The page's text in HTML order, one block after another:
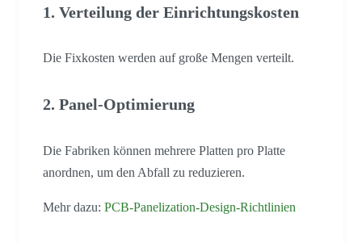
1. Verteilung der Einrichtungskosten
Die Fixkosten werden auf große Mengen verteilt.
2. Panel-Optimierung
Die Fabriken können mehrere Platten pro Platte
anordnen, um den Abfall zu reduzieren.
Mehr dazu: PCB-Panelization-Design-Richtlinien